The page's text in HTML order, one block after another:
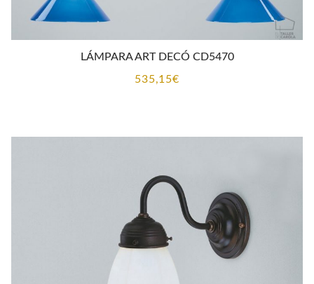
LÁMPARA ART DECÓ CD5470
535,15€